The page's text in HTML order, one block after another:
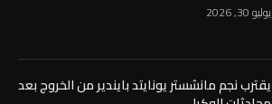
يوليو 30, 2026
يقترب نجم مانشستر يونايتد بايندير من الخروج بعد